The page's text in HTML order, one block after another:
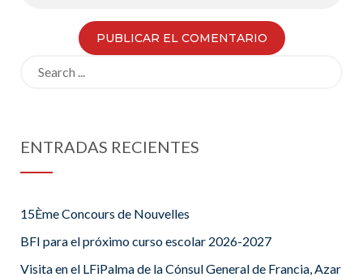
ENTRADAS RECIENTES
15Ème Concours de Nouvelles
BFI para el próximo curso escolar 2026-2027
Visita en el LFiPalma de la Cónsul General de Francia, Azar